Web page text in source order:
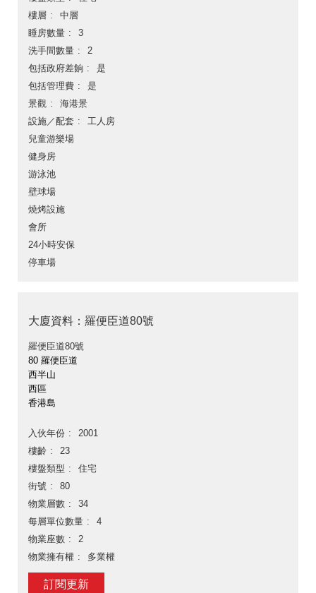
樓層
中層
睡房數量
3
洗手間數量
2
包括政府差餉
是
包括管理費
是
景觀
海港景
設施／配套
工人房
兒童游樂場
健身房
游泳池
壁球場
燒烤設施
會所
24小時安保
停車場
大廈資料：羅便臣道80號
羅便臣道80號
80 羅便臣道
西半山
西區
香港島
入伙年份
2001
樓齡
23
樓盤類型
住宅
街號
80
物業層數
34
每層單位數量
4
物業座數
2
物業擁有權
多業權
訂閱更新